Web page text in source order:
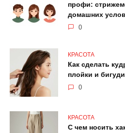
профи:
домашних
0
КРАСОТА
Как сделать
плойки и бигуди
0
КРАСОТА
С чем носить